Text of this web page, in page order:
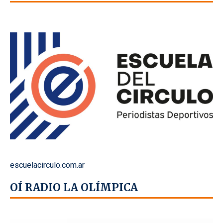
escuelacirculo.com.ar
OÍ RADIO LA OLÍMPICA